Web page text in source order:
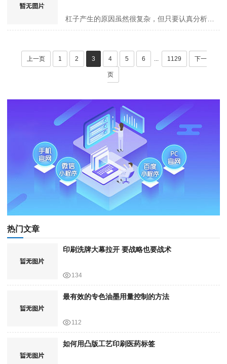
杠子产生的原因虽然很复杂，但只要认真分析，还是可以找出一些规律的。 a.滚筒的传动齿轮磨损严重或齿间隙过大，会引起杠子。齿面粘污、齿间隙中嵌有硬物或齿根部堵塞，会引起杠子。 解决方法：合理…
上一页 1 2 3 4 5 6 ... 1129 下一
页
热门文章
印刷洗牌大幕拉开 要战略也要战术
134
最有效的专色油墨用量控制的方法
112
如何用凸版工艺印刷医药标签